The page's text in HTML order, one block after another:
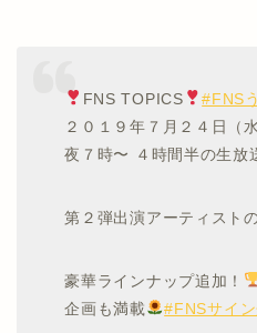
FNS TOPICS
#FNS
２０１９年７月２４日（水
夜７時〜 ４時間半の生放
第２弾出演アーティスト
豪華ラインナップ追加！
企画も満載
#FNSサイ